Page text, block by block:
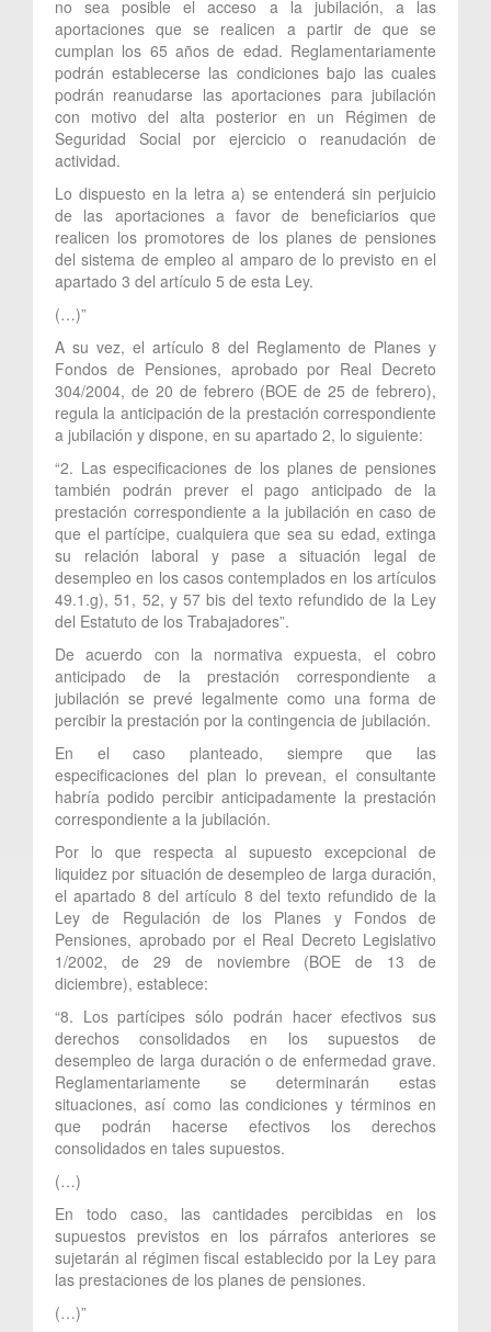
no sea posible el acceso a la jubilación, a las
aportaciones que se realicen a partir de que se
cumplan los 65 años de edad. Reglamentariamente
podrán establecerse las condiciones bajo las cuales
podrán reanudarse las aportaciones para jubilación
con motivo del alta posterior en un Régimen de
Seguridad Social por ejercicio o reanudación de
actividad.
Lo dispuesto en la letra a) se entenderá sin perjuicio
de las aportaciones a favor de beneficiarios que
realicen los promotores de los planes de pensiones
del sistema de empleo al amparo de lo previsto en el
apartado 3 del artículo 5 de esta Ley.
(…)”
A su vez, el artículo 8 del Reglamento de Planes y
Fondos de Pensiones, aprobado por Real Decreto
304/2004, de 20 de febrero (BOE de 25 de febrero),
regula la anticipación de la prestación correspondiente
a jubilación y dispone, en su apartado 2, lo siguiente:
“2. Las especificaciones de los planes de pensiones
también podrán prever el pago anticipado de la
prestación correspondiente a la jubilación en caso de
que el partícipe, cualquiera que sea su edad, extinga
su relación laboral y pase a situación legal de
desempleo en los casos contemplados en los artículos
49.1.g), 51, 52, y 57 bis del texto refundido de la Ley
del Estatuto de los Trabajadores”.
De acuerdo con la normativa expuesta, el cobro
anticipado de la prestación correspondiente a
jubilación se prevé legalmente como una forma de
percibir la prestación por la contingencia de jubilación.
En el caso planteado, siempre que las
especificaciones del plan lo prevean, el consultante
habría podido percibir anticipadamente la prestación
correspondiente a la jubilación.
Por lo que respecta al supuesto excepcional de
liquidez por situación de desempleo de larga duración,
el apartado 8 del artículo 8 del texto refundido de la
Ley de Regulación de los Planes y Fondos de
Pensiones, aprobado por el Real Decreto Legislativo
1/2002, de 29 de noviembre (BOE de 13 de
diciembre), establece:
“8. Los partícipes sólo podrán hacer efectivos sus
derechos consolidados en los supuestos de
desempleo de larga duración o de enfermedad grave.
Reglamentariamente se determinarán estas
situaciones, así como las condiciones y términos en
que podrán hacerse efectivos los derechos
consolidados en tales supuestos.
(…)
En todo caso, las cantidades percibidas en los
supuestos previstos en los párrafos anteriores se
sujetarán al régimen fiscal establecido por la Ley para
las prestaciones de los planes de pensiones.
(…)”